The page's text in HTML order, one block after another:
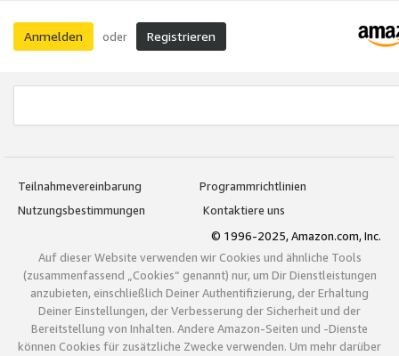
Anmelden oder Registrieren
Teilnahmevereinbarung
Programmrichtlinien
Nutzungsbestimmungen
Kontaktiere uns
© 1996-2025, Amazon.com, Inc.
Auf dieser Website verwenden wir Cookies und ähnliche Tools
(zusammenfassend „Cookies“ genannt) nur, um Dir Dienstleistungen
anzubieten, einschließlich Deiner Authentifizierung, der Erhaltung
Deiner Einstellungen, der Verbesserung der Sicherheit und der
Bereitstellung von Inhalten. Andere Amazon-Seiten und -Dienste
können Cookies für zusätzliche Zwecke verwenden. Um mehr darüber